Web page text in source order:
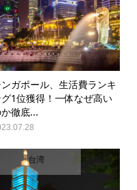
ガポール、生活費ランキ
グ1位獲得！一体なぜ高い
徹底...
台湾